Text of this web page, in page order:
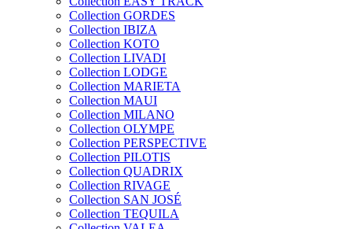
Collection GORDES
Collection IBIZA
Collection KOTO
Collection LIVADI
Collection LODGE
Collection MARIETA
Collection MAUI
Collection MILANO
Collection OLYMPE
Collection PERSPECTIVE
Collection PILOTIS
Collection QUADRIX
Collection RIVAGE
Collection SAN JOSÉ
Collection TEQUILA